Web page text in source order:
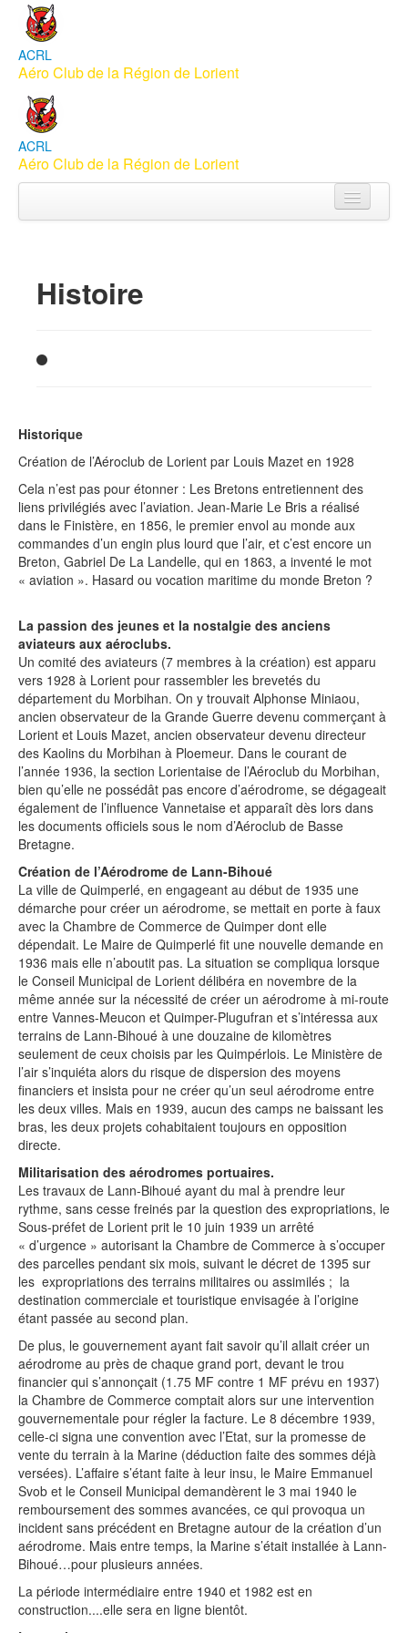
ACRL
Aéro Club de la Région de Lorient
ACRL
Aéro Club de la Région de Lorient
Apprendre à piloter
Histoire
Historique
Création de l’Aéroclub de Lorient par Louis Mazet en 1928
Cela n’est pas pour étonner : Les Bretons entretiennent des
liens privilégiés avec l’aviation. Jean-Marie Le Bris a réalisé
dans le Finistère, en 1856, le premier envol au monde aux
commandes d’un engin plus lourd que l’air, et c’est encore un
Breton, Gabriel De La Landelle, qui en 1863, a inventé le mot
« aviation ». Hasard ou vocation maritime du monde Breton ?
La passion des jeunes et la nostalgie des anciens
aviateurs aux aéroclubs.
Un comité des aviateurs (7 membres à la création) est apparu
vers 1928 à Lorient pour rassembler les brevetés du
département du Morbihan. On y trouvait Alphonse Miniaou,
ancien observateur de la Grande Guerre devenu commerçant à
Lorient et Louis Mazet, ancien observateur devenu directeur
des Kaolins du Morbihan à Ploemeur. Dans le courant de
l’année 1936, la section Lorientaise de l’Aéroclub du Morbihan,
bien qu’elle ne possédât pas encore d’aérodrome, se dégageait
également de l’influence Vannetaise et apparaît dès lors dans
les documents officiels sous le nom d’Aéroclub de Basse
Bretagne.
Création de l’Aérodrome de Lann-Bihoué
La ville de Quimperlé, en engageant au début de 1935 une
démarche pour créer un aérodrome, se mettait en porte à faux
avec la Chambre de Commerce de Quimper dont elle
dépendait. Le Maire de Quimperlé fit une nouvelle demande en
1936 mais elle n’aboutit pas. La situation se compliqua lorsque
le Conseil Municipal de Lorient délibéra en novembre de la
même année sur la nécessité de créer un aérodrome à mi-route
entre Vannes-Meucon et Quimper-Plugufran et s’intéressa aux
terrains de Lann-Bihoué à une douzaine de kilomètres
seulement de ceux choisis par les Quimpérlois. Le Ministère de
l’air s’inquiéta alors du risque de dispersion des moyens
financiers et insista pour ne créer qu’un seul aérodrome entre
les deux villes. Mais en 1939, aucun des camps ne baissant les
bras, les deux projets cohabitaient toujours en opposition
directe.
Militarisation des aérodromes portuaires.
Les travaux de Lann-Bihoué ayant du mal à prendre leur
rythme, sans cesse freinés par la question des expropriations, le
Sous-préfet de Lorient prit le 10 juin 1939 un arrêté
« d’urgence » autorisant la Chambre de Commerce à s’occuper
des parcelles pendant six mois, suivant le décret de 1395 sur
les expropriations des terrains militaires ou assimilés ; la
destination commerciale et touristique envisagée à l’origine
étant passée au second plan.
De plus, le gouvernement ayant fait savoir qu’il allait créer un
aérodrome au près de chaque grand port, devant le trou
financier qui s’annonçait (1.75 MF contre 1 MF prévu en 1937)
la Chambre de Commerce comptait alors sur une intervention
gouvernementale pour régler la facture. Le 8 décembre 1939,
celle-ci signa une convention avec l’Etat, sur la promesse de
vente du terrain à la Marine (déduction faite des sommes déjà
versées). L’affaire s’étant faite à leur insu, le Maire Emmanuel
Svob et le Conseil Municipal demandèrent le 3 mai 1940 le
remboursement des sommes avancées, ce qui provoqua un
incident sans précédent en Bretagne autour de la création d’un
aérodrome. Mais entre temps, la Marine s’était installée à Lann-
Bihoué…pour plusieurs années.
La période intermédiaire entre 1940 et 1982 est en
construction....elle sera en ligne bientôt.